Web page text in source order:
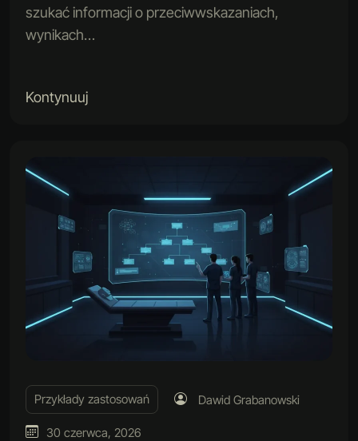
szukać informacji o przeciwwskazaniach,
wynikach…
Kontynuuj
Przykłady zastosowań Dawid Grabanowski
30 czerwca, 2026